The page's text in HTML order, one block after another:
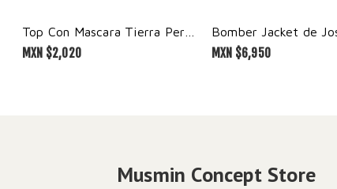
MXN $2,020
Bomber Jacket de
MXN $6,950
Musmin Concept Store